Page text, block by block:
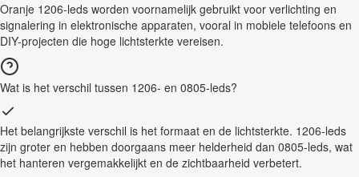
Oranje 1206-leds worden voornamelijk gebruikt voor verlichting en
signalering in elektronische apparaten, vooral in mobiele telefoons en
DIY-projecten die hoge lichtsterkte vereisen.
Wat is het verschil tussen 1206- en 0805-leds?
Het belangrijkste verschil is het formaat en de lichtsterkte. 1206-leds
zijn groter en hebben doorgaans meer helderheid dan 0805-leds, wat
het hanteren vergemakkelijkt en de zichtbaarheid verbetert.